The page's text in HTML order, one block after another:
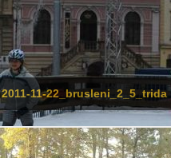
2011-11-22_brusleni_2_5_trida